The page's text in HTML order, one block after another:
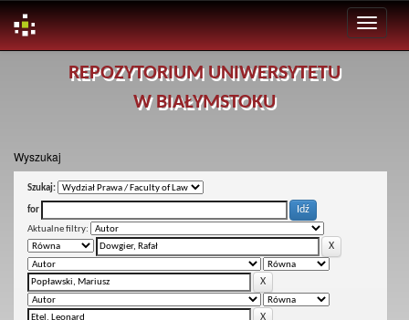
REPOZYTORIUM UNIWERSYTETU
W BIAŁYMSTOKU
Wyszukaj
Szukaj:
for
Aktualne filtry: